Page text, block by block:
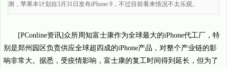
测，苹果本计划自3月31日发布iPhone 9，不过目前看来情况不太乐观。
[PConline资讯]众所周知富士康作为全球最大的iPhone代工厂，特
别是郑州园区负责供应全球超四成的iPhone产品，对整个产业链的影
响非常大。据悉，受疫情影响，富士康的复工时间得到延长，但为了